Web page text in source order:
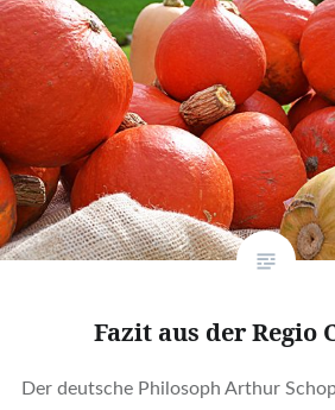
Fazit aus der Regio
Der deutsche Philosoph Arthur